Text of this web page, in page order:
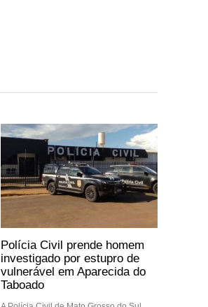
Polícia Civil prende homem
investigado por estupro de
vulnerável em Aparecida do
Taboado